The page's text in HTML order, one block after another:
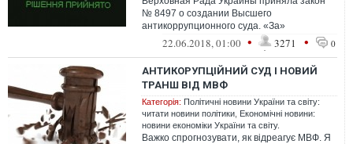
№ 8497 о создании Высшего
антикоррупционного суда. «За»
проголосовали 265 народных депутатов.
Документ содержит д...
22.06.2018, 01:00 • 3271 • 0
АНТИКОРУПЦІЙНИЙ СУД І НОВИЙ
ТРАНШ ВІД МВФ
Категорія: Політичні новини України та світу:
читати новини політики Економічні новини:
новини економіки України та світу.
Важко спрогнозувати, як відреагує МВФ. Я